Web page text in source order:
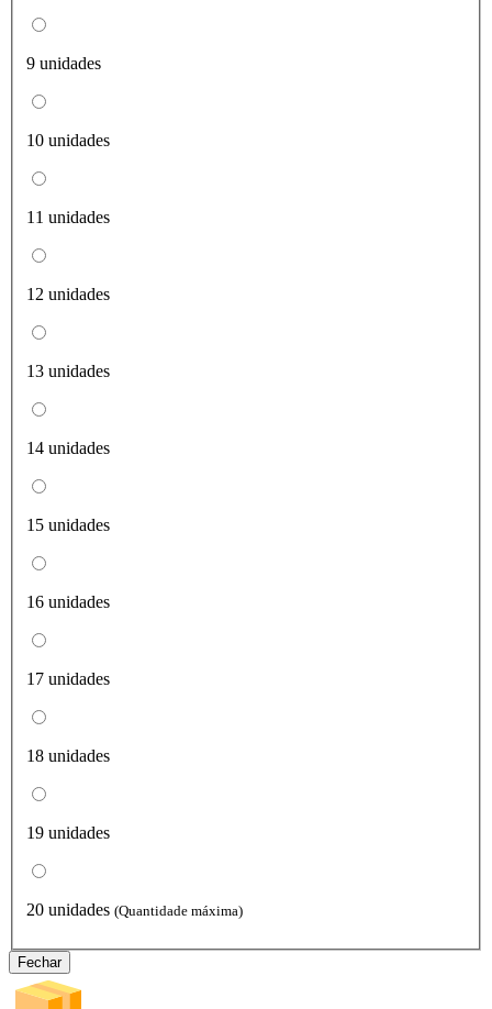
9 unidades
10 unidades
11 unidades
12 unidades
13 unidades
14 unidades
15 unidades
16 unidades
17 unidades
18 unidades
19 unidades
20 unidades (Quantidade máxima)
Fechar